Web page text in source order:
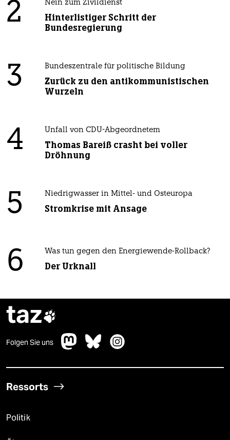
2 Nein zum Zivildienst
Hinterlistiger Schritt der
Bundesregierung
3 Bundeszentrale für politische Bildung
Zurück zu den antikommunistischen
Wurzeln
4 Unfall von CDU-Abgeordnetem
Thomas Bareiß crasht bei voller
Dröhnung
5 Niedrigwasser in Mittel- und Osteuropa
Stromkrise mit Ansage
6 Was tun gegen den Energiewende-Rollback?
Der Urknall
taz
Folgen Sie uns
Ressorts
Politik